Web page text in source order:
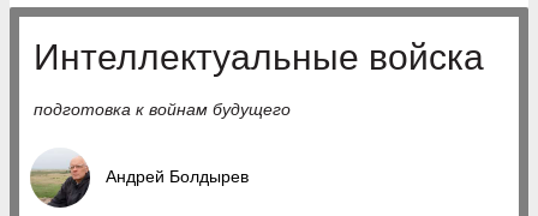
Интеллектуальные войска
подготовка к войнам будущего
Андрей Болдырев